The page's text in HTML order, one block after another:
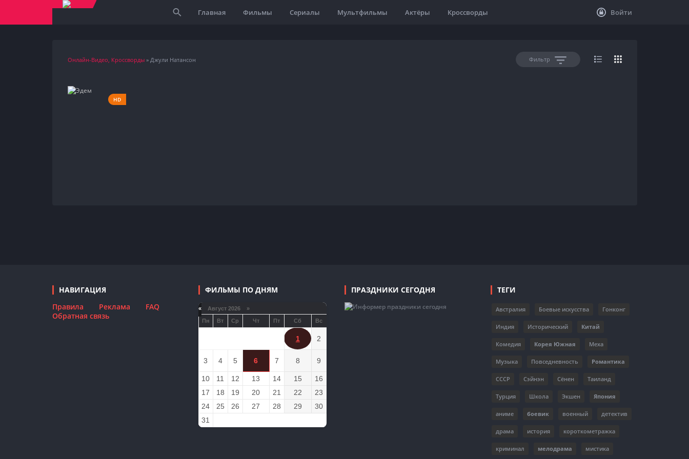
Войти
Главная Фильмы Сериалы Мультфильмы Актёры Кроссворды
Онлайн-Видео, Кроссворды» Джули Натансон Фильтр
HD
НАВИГАЦИЯ
Правила
Реклама
FAQ
Обратная связь
ФИЛЬМЫ ПО ДНЯМ
«Август 2026 »
Пн
Вт Ср Чт Пт Сб Вс
1 2
3 4 5 6 7 8 9
10 11 12 13 14 15
16
17
18 19 20 21 22
23
24
25 26 27 28 29
30
31
ПРАЗДНИКИ СЕГОДНЯ ТЕГИ
Австралия Боевые искусства Гонконг
Индия Исторический Китай
Комедия Корея Южная Меха
Музыка Повседневность Романтика
СССР Сэйнэн Сёнен Таиланд
Турция Школа Экшен Япония
аниме боевик военный детектив
драма история короткометражка
криминал мелодрама мистика